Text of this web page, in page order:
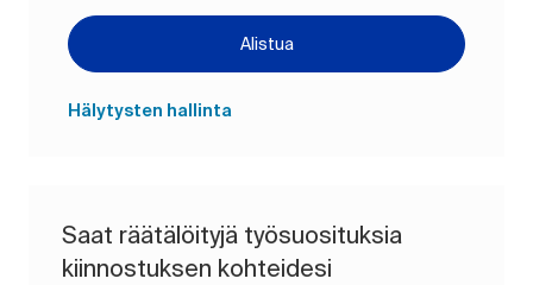
Alistua
Hälytysten hallinta
Saat räätälöityjä työsuosituksia
kiinnostuksen kohteidesi